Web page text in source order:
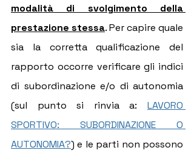
modalità di svolgimento della
prestazione stessa. Per capire quale
sia la corretta qualificazione del
rapporto occorre verificare gli indici
di subordinazione e/o di autonomia
(sul punto si rinvia a: LAVORO
SPORTIVO: SUBORDINAZIONE O
AUTONOMIA?) e le parti non possono